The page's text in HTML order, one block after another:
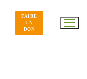
FAIRE
UN
DON